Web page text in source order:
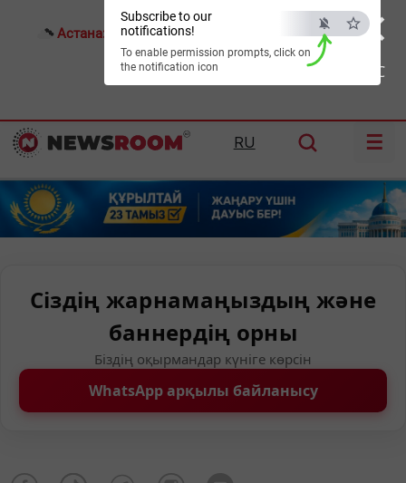
×
ESC
Subscribe to our
notifications!
To enable permission prompts, click on
the notification icon
Астана: 20°C Алматы: Шымкент:32°C
RU ☰
Сіздің жарнамаңыздың және
баннердің орны
Біздің оқырмандар күніге көрсін
WhatsApp арқылы байланысу